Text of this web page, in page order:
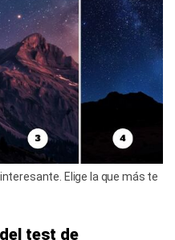
Elige la que más te
test de